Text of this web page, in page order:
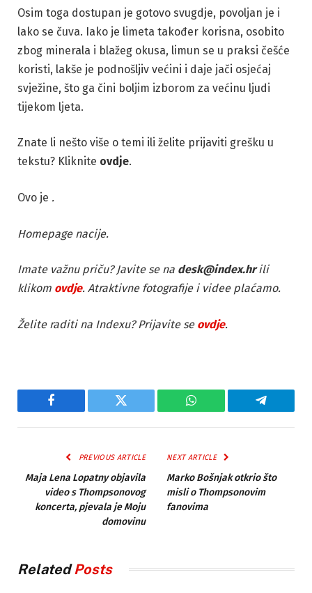
Osim toga dostupan je gotovo svugdje, povoljan je i
lako se čuva. Iako je limeta također korisna, osobito
zbog minerala i blažeg okusa, limun se u praksi češće
koristi, lakše je podnošljiv većini i daje jači osjećaj
svježine, što ga čini boljim izborom za većinu ljudi
tijekom ljeta.
Znate li nešto više o temi ili želite prijaviti grešku u
tekstu? Kliknite ovdje.
Ovo je .
Homepage nacije.
Imate važnu priču? Javite se na desk@index.hrili
klikom ovdje. Atraktivne fotografije i videe plaćamo.
Želite raditi na Indexu? Prijavite se ovdje.
Facebook Twitter WhatsApp Telegram
PREVIOUS ARTICLE
Maja Lena Lopatny objavila
video s Thompsonovog
koncerta, pjevala je Moju
domovinu
NEXT ARTICLE
Marko Bošnjak otkrio što
misli o Thompsonovim
fanovima
RelatedPosts